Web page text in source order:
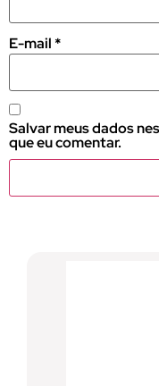
E-mail *
Salvar meus dados
que eu comentar.